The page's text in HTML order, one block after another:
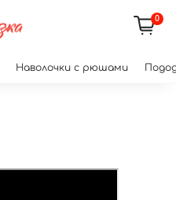
0
Наволочки с рюшами